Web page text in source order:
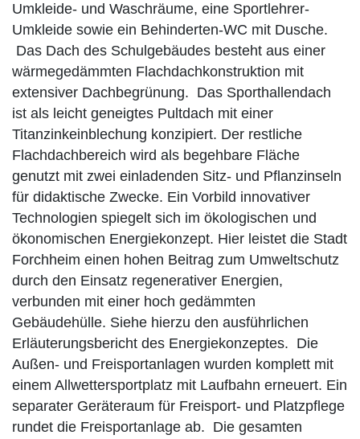
Umkleide- und Waschräume, eine Sportlehrer-
Umkleide sowie ein Behinderten-WC mit Dusche.
Das Dach des Schulgebäudes besteht aus einer
wärmegedämmten Flachdachkonstruktion mit
extensiver Dachbegrünung. Das Sporthallendach
ist als leicht geneigtes Pultdach mit einer
Titanzinkeinblechung konzipiert. Der restliche
Flachdachbereich wird als begehbare Fläche
genutzt mit zwei einladenden Sitz- und Pflanzinseln
für didaktische Zwecke. Ein Vorbild innovativer
Technologien spiegelt sich im ökologischen und
ökonomischen Energiekonzept. Hier leistet die Stadt
Forchheim einen hohen Beitrag zum Umweltschutz
durch den Einsatz regenerativer Energien,
verbunden mit einer hoch gedämmten
Gebäudehülle. Siehe hierzu den ausführlichen
Erläuterungsbericht des Energiekonzeptes. Die
Außen- und Freisportanlagen wurden komplett mit
einem Allwettersportplatz mit Laufbahn erneuert. Ein
separater Geräteraum für Freisport- und Platzpflege
rundet die Freisportanlage ab. Die gesamten